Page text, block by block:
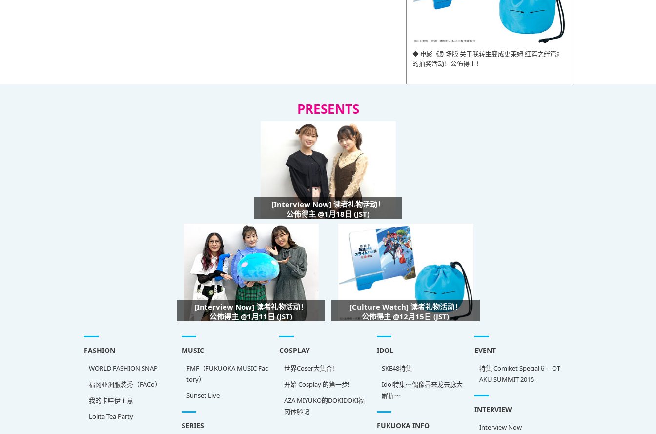
◆ 电影《剧场版 关于我转生变成史莱姆 红莲之绊篇》
的抽奖活动！公佈得主！
PRESENTS
[Interview Now] 读者礼物活动！
公佈得主 @1月18日 (JST)
[Interview Now] 读者礼物活动！
公佈得主 @1月11日 (JST)
[Culture Watch] 读者礼物活动！
公佈得主 @12月15日 (JST)
FASHION
WORLD FASHION SNAP
福冈亚洲服装秀（FACo）
我的卡哇伊主意
Lolita Tea Party
MUSIC
FMF（FUKUOKA MUSIC Fac
tory）
Sunset Live
COSPLAY
世界Coser大集合！
开始 Cosplay 的第一步!
AZA MIYUKO的DOKIDOKI福
冈体验記
IDOL
SKE48特集
Idol特集～偶像界来龙去脉大
解析～
EVENT
特集 Comiket Special６ – OT
AKU SUMMIT 2015 –
INTERVIEW
Interview Now
SERIES FUKUOKA INFO